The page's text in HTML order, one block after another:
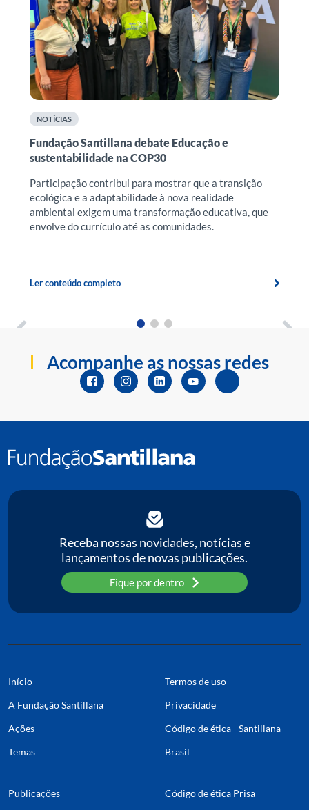
NOTÍCIAS
Fundação Santillana debate Educação e
sustentabilidade na COP30
Participação contribui para mostrar que a transição
ecológica e a adaptabilidade à nova realidade
ambiental exigem uma transformação educativa, que
envolve do currículo até as comunidades.
Ler conteúdo completo
Acompanhe as nossas redes
Receba nossas novidades, notícias e
lançamentos de novas publicações.
Fique por dentro
Início
A Fundação Santillana
Ações
Temas
Publicações
Termos de uso
Privacidade
Código de ética Santillana
Brasil
Código de ética Prisa